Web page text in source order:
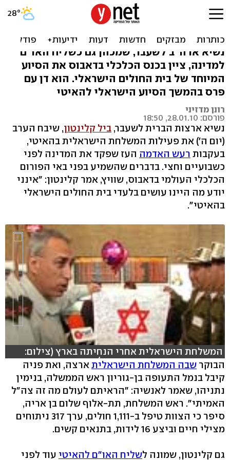
קלינטון לפרס: מה היינו
עושים בלעדיכם בהאיטי?
נשיא ארה"ב לשעבר, שמכהן גם כשליח האו"ם
למדינה, ציין בכנס הכלכלי בדאבוס את הסיוע
המיוחד של בית החולים הישראלי. הוא דן עם
פרס בהמשך הסיוע הישראלי להאיטי
רונן מדזיני
פורסם: 28.01.10, 18:50
נשיא ארצות הברית לשעבר, ביל קלינטון, שיבח הערב
(יום ה') את פעילות המשלחת הישראלית בהאיטי,
בעקבות רעש האדמה העז שפקד את המדינה לפני
כשבועיים וחצי. בדברים שהשמיע בפני באי הפורום
הכלכלי העולמי בדאבוס, שוויץ, אמר קלינטון: "אינני
יודע מה היינו עושים בלעדי בית החולים הישראלי
בהאיטי".
hlsjs-lite: Network error
המשלחת הישראלית אחרי הנחיתה בארץ (צילום:
יהונתן צור ; עריכה: דפנה קינן)
הבוקר שבה המשלחת הישראליתארצה, ואת פניה
קיבל בנמל התעופה בן-גוריון ראש הממשלה, בנימין
נתניהו, שאמר לאנשיה: "הראיתם לעולם מה זה צה"ל
האמיתי". ראש המשלחת, תת-אלוף שלום בן אריה,
סיפר כי הצוות טיפל ב-1,111 חולים, ערך 317 ניתוחים
מצילי חיים וביצע 16 לידות, בתנאים קשים.
גם קלינטון, שמונה לשליח האו"ם להאיטי עוד לפני